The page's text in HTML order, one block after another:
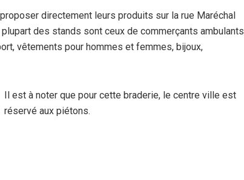
directement leurs produits sur la rue Maréchal
plupart des stands sont ceux de commerçants ambulants
vêtements pour hommes et femmes, bijoux,
Il est à noter que pour cette braderie, le centre ville est
réservé aux piétons.